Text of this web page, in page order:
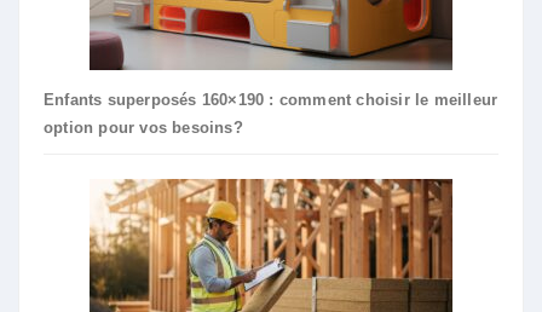
Enfants superposés 160×190 : comment choisir le meilleur
option pour vos besoins?